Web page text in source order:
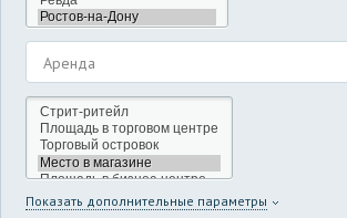
Аренда
Показать дополнительные параметры